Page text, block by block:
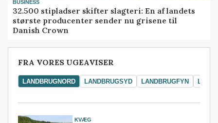
BUSINESS
32.500 stipladser skifter slagteri: En af landets
største producenter sender nu grisene til
Danish Crown
FRA VORES UGEAVISER
LANDBRUGNORD LANDBRUGSYD LANDBRUGFYN
KVÆG